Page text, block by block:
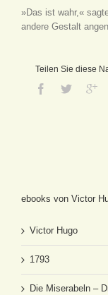
»Das ist wahr,«
andere Gestalt
Teilen Sie diese
ebooks von Victor
Victor Hugo
1793
Die Miserabeln –